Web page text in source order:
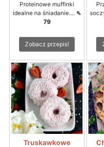
Proteinowe muffinki
idealne na śniadanie.... ⇖
79
Zobacz przepis!
Truskawkowe